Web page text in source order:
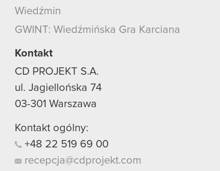
Wiedźmin
GWINT: Wiedźmińska Gra Karciana
Kontakt
CD PROJEKT S.A.
ul. Jagiellońska 74
03-301 Warszawa
Kontakt ogólny:
+48 22 519 69 00
recepcja@cdprojekt.com